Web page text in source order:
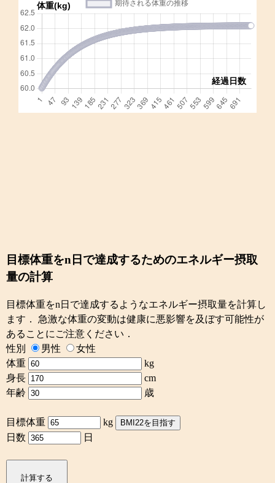
目標体重をn日で達成するためのエネルギー摂取
量の計算
目標体重をn日で達成するようなエネルギー摂取量を計算し
ます． 急激な体重の変動は健康に悪影響を及ぼす可能性が
あることにご注意ください．
性別
男性
女性
体重
kg
身長
cm
年齢
歳
目標体重 kg BMI22を目指す
日数 日
計算する